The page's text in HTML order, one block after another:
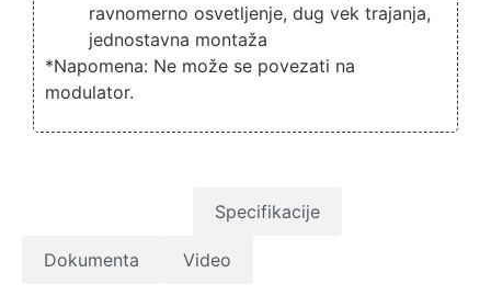
ravnomerno osvetljenje, dug vek trajanja,
jednostavna montaža
*Napomena: Ne može se povezati na
modulator.
Specifikacije
Dokumenta Video